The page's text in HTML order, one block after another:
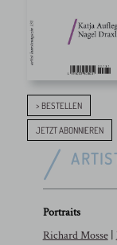
> BESTELLEN
JETZT ABONNIEREN
Portraits
Richard Mosse|